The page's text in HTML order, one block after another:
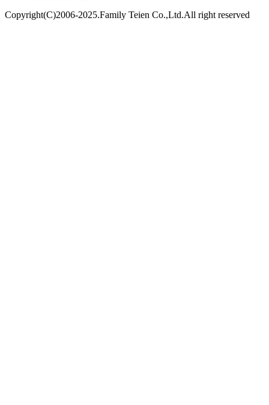
Copyright(C)2006-2025.Family Teien Co.,Ltd.All right reserved